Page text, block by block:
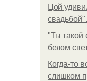
Цой
свадьбой".
"Ты такой
белом
Когда-то
слишком